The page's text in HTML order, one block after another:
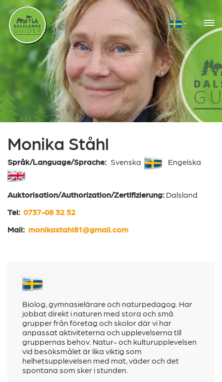
Monika Ståhl
Språk/Language/Sprache: Svenska Engelska
Auktorisation/Authorization/Zertifizierung: Dalsland
Tel: 0737-08 32 52
Mail: monikastahl81@gmail.com
Biolog, gymnasielärare och naturpedagog. Har
jobbat direkt i naturen med stora och små
grupper från företag och skolor där vi har
anpassat aktiviteterna och upplevelserna till
gruppernas behov. Natur- och kulturupplevelsen
vid besöksmålet är lika viktig som
helhetsupplevelsen med mat, väder och det
spontana som sker i stunden.